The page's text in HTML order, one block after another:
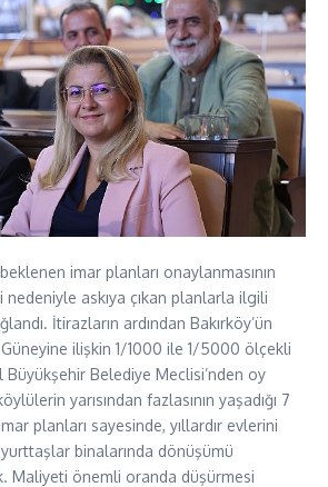
beklenen imar planları onaylanmasının
nedeniyle askıya çıkan planlarla ilgili
İtirazların ardından Bakırköy’ün
ilişkin 1/1000 ile 1/5000 ölçekli
Büyükşehir Belediye Meclisi’nden oy
yarısından fazlasının yaşadığı 7
planları sayesinde, yıllardır evlerini
binalarında dönüşümü
Maliyeti önemli oranda düşürmesi